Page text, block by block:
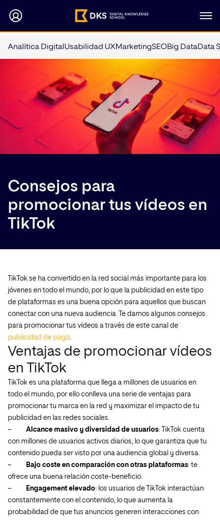
Analítica Digital Usabilidad UXMarketingSEOBig DataData
Consejos para
promocionar tus vídeos en
TikTok
TikTok se ha convertido en la red social más importante para los
jóvenes en todo el mundo, por lo que la publicidad en este tipo
de plataformas es una buena opción para aquellos que buscan
conectar con una nueva audiencia. Te damos algunos consejos
para promocionar tus vídeos a través de este canal de
publicidad de pago.
Ventajas de promocionar vídeos
en TikTok
TikTok es una plataforma que llega a millones de usuarios en
todo el mundo, por ello conlleva una serie de ventajas para
promocionar tu marca en la red y maximizar el impacto de tu
publicidad en las redes sociales.
–
Alcance masivo y diversidad de usuarios: TikTok cuenta
con millones de usuarios activos diarios, lo que garantiza que tu
contenido pueda ser visto por una audiencia global y diversa.
–
Bajo coste en comparación con otras plataformas: te
ofrece una buena relación coste-beneficio.
–
Engagement elevado: los usuarios de TikTok interactúan
constantemente con el contenido, lo que aumenta la
probabilidad de que tus anuncios generen interacciones con